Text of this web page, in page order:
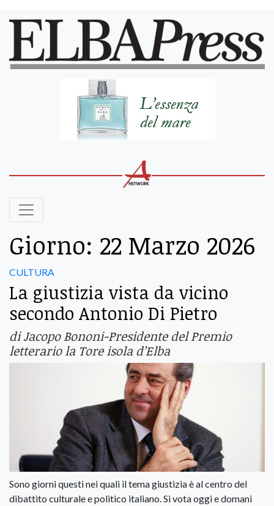
Giorno: 22 Marzo 2026
CULTURA
La giustizia vista da vicino
secondo Antonio Di Pietro
di Jacopo Bononi-Presidente del Premio
letterario la Tore isola d’Elba
Sono giorni questi nei quali il tema giustizia è al centro del
dibattito culturale e politico italiano. Si vota oggi e domani